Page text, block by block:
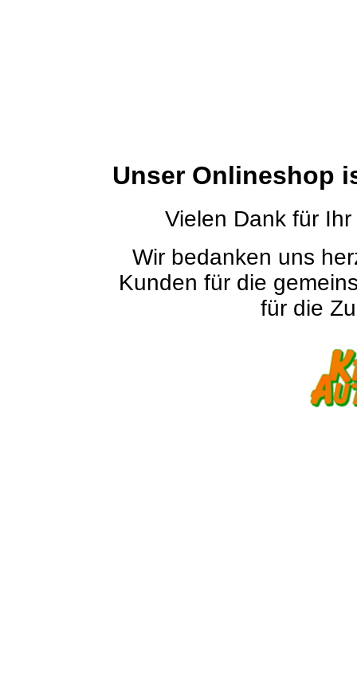
Unser Onlineshop
Vielen Dank für
Wir bedanken uns
Kunden für die
für die